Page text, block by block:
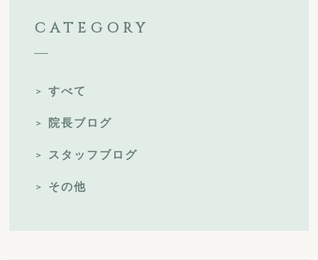
CATEGORY
すべて
院長ブログ
スタッフブログ
その他